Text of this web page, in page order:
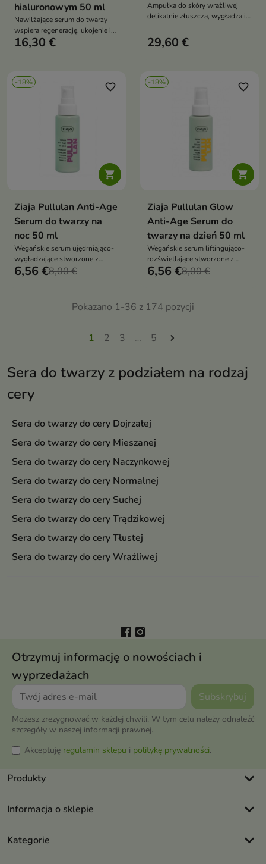
Sera do twarzy z podziałem na rodzaj
cery
Sera do twarzy do cery Dojrzałej
Sera do twarzy do cery Mieszanej
Sera do twarzy do cery Naczynkowej
Sera do twarzy do cery Normalnej
Sera do twarzy do cery Suchej
Sera do twarzy do cery Trądzikowej
Sera do twarzy do cery Tłustej
Sera do twarzy do cery Wrażliwej
hialuronowym 50 ml
Nawilżające serum do twarzy
wspiera regenerację, ukojenie i
elastyczność skóry suchej,
betainą, pantenolem, trehalozą i
oraz poprawić komfort cery
16,30 €
Ampułka do skóry wrażliwej
delikatnie złuszcza, wygładza i
Formuła z 76,38% ekstraktu z
wąkroty azjatyckiej,
hialuronowym pomaga
redukować zaskórniki oraz
29,60 €
-18%

favorite_border
Ziaja Pullulan Anti-Age
Serum do twarzy na
noc 50 ml
Wegańskie serum ujędrniająco-
wygładzające stworzone z
myślą o skórze dorosłej,
6,56 €8,00 €
-18%

favorite_border
Ziaja Pullulan Glow
Anti-Age Serum do
twarzy na dzień 50 ml
Wegańskie serum liftingująco-
rozświetlające stworzone z
myślą o skórze dorosłej,
6,56 €8,00 €
Pokazano 1-36 z 174 pozycji
1 2 3 … 5 
Otrzymuj informację o nowościach i
wyprzedażach
Możesz zrezygnować w każdej chwili. W tym celu należy odnaleźć
szczegóły w naszej informacji prawnej.
Akceptuję regulamin sklepu i politykę prywatności.
Produkty keyboard_arrow_down
Informacja o sklepie keyboard_arrow_down
Kategorie
keyboard_arrow_down